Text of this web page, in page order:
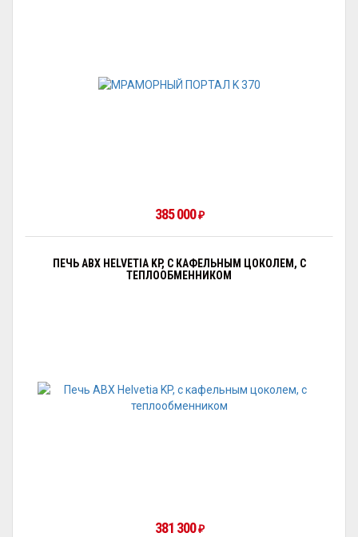
385 000₽
ПЕЧЬ ABX HELVETIA KP, С КАФЕЛЬНЫМ ЦОКОЛЕМ, С
ТЕПЛООБМЕННИКОМ
381 300₽